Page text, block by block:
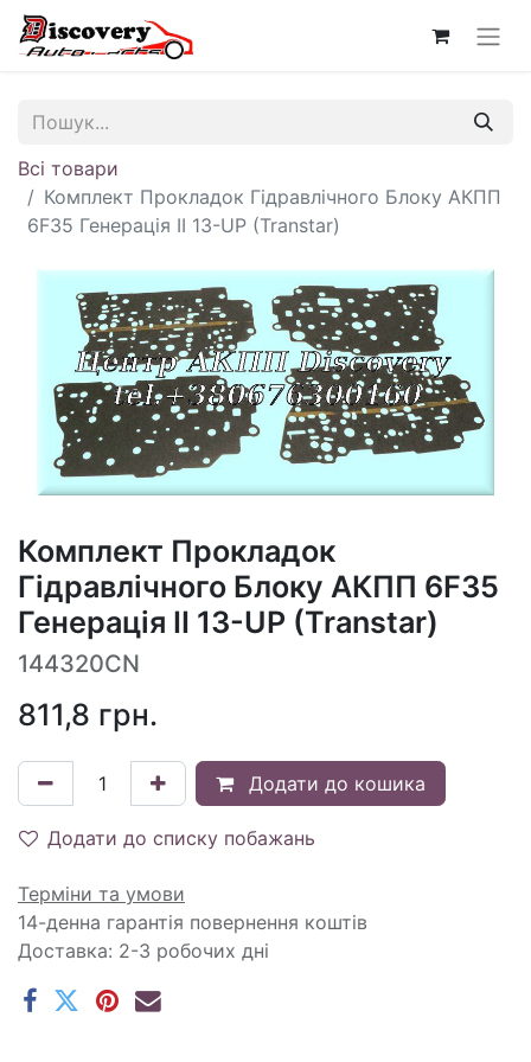
Всі товари
Комплект Прокладок Гідравлічного Блоку АКПП
6F35 Генерація II 13-UP (Transtar)
Комплект Прокладок
Гідравлічного Блоку АКПП 6F35
Генерація II 13-UP (Transtar)
144320CN
811,8 грн.
Додати до кошика
Додати до списку побажань
Терміни та умови
14-денна гарантія повернення коштів
Доставка: 2-3 робочих дні